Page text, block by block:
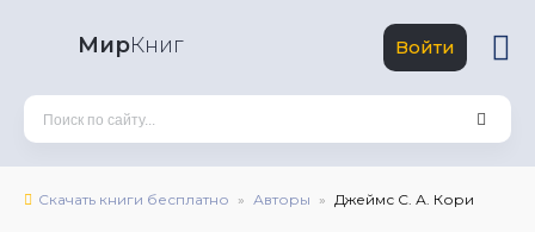
МирКниг Войти
Скачать книги бесплатно Авторы Джеймс С. А. Кори